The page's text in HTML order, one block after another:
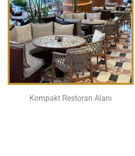
Kompakt Restoran Alanı